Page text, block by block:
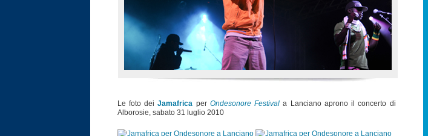
Le foto deiJamafrica per Ondesonore Festival a Lanciano aprono il concerto di
Alborosie, sabato 31 luglio 2010